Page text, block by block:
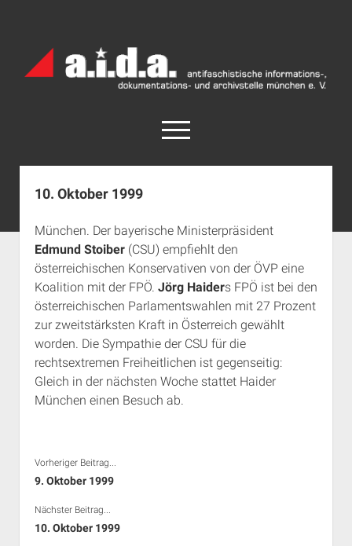
Archiv
München
open
menu
facebook
rss info@aida-archiv.de
Aktuelles
Termine
open
dropdown
menu
Antifaschistische Termine im Süden
Antifaschistische Termine in München
Rechte Termine im Süden
Rechte Termine München
Chronologie
Das Archiv
open
dropdown
menu
a.i.d.a. e. V. unterstützen
Über a.i.d.a.
RSS-Feeds, Twitter & Facebook
Impressum
10. Oktober 1999
München. Der bayerische Ministerpräsident
Edmund Stoiber(CSU) empfiehlt den
österreichischen Konservativen von der ÖVP eine
Koalition mit der FPÖ. Jörg Haiders FPÖ ist bei den
österreichischen Parlamentswahlen mit 27 Prozent
zur zweitstärksten Kraft in Österreich gewählt
worden. Die Sympathie der CSU für die
rechtsextremen Freiheitlichen ist gegenseitig:
Gleich in der nächsten Woche stattet Haider
München einen Besuch ab.
Vorheriger Beitrag...
9. Oktober 1999
Nächster Beitrag...
10. Oktober 1999